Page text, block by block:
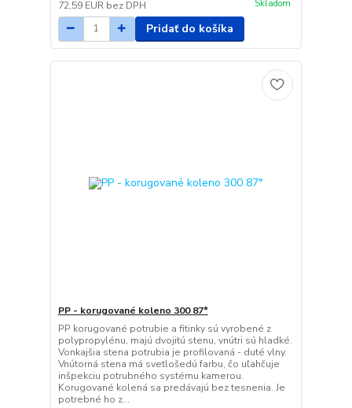
72,59 EUR bez DPH Skladom
Pridať do košíka
PP - korugované koleno 300 87°
PP korugované potrubie a fitinky sú vyrobené z
polypropylénu, majú dvojitú stenu, vnútri sú hladké.
Vonkajšia stena potrubia je profilovaná - duté vlny.
Vnútorná stena má svetlošedú farbu, čo uľahčuje
inšpekciu potrubného systému kamerou.
Korugované kolená sa predávajú bez tesnenia. Je
potrebné ho z...